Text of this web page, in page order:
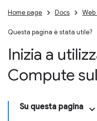
Home page Docs
Questa pagina è stata utile?
Inizia a
Compute
Su questa pagina